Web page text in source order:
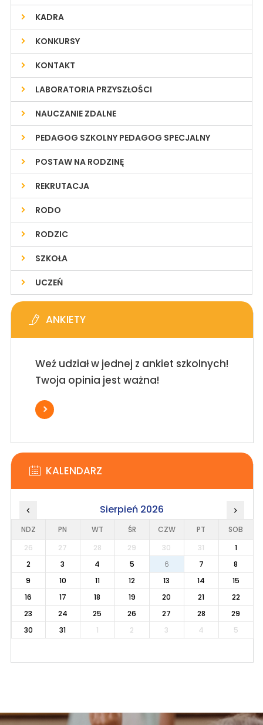
KADRA
KONKURSY
KONTAKT
LABORATORIA PRZYSZŁOŚCI
NAUCZANIE ZDALNE
PEDAGOG SZKOLNY PEDAGOG SPECJALNY
POSTAW NA RODZINĘ
REKRUTACJA
RODO
RODZIC
SZKOŁA
UCZEŃ
ANKIETY
Weź udział w jednej z ankiet szkolnych!
Twoja opinia jest ważna!
KALENDARZ
‹ Sierpień 2026 ›
NDZ PN WT ŚR CZW PT
SOB
26
27 28 29 30 31
1
2
3 4 5 6 7
8
9
10 11 12 13 14
15
16
17 18 19 20 21
22
23
24 25 26 27 28
29
30
31 1 2 3 4 5